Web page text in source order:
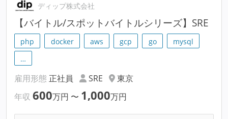
ディップ株式会社
【バイトル/スポットバイトルシリーズ】SRE
php docker aws gcp go
mysql
…
雇用形態 正社員 SRE
東京
年収 600万円 〜 1,000万円